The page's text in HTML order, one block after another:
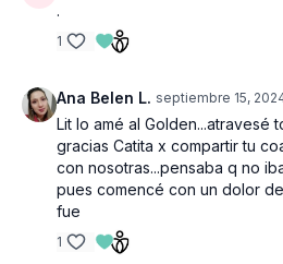
.
1
Ana Belen L. septiembre 15,
Lit lo amé al Golden...atravesé
gracias Catita x compartir tu
con nosotras...pensaba q no
pues comencé con un dolor
fue
1